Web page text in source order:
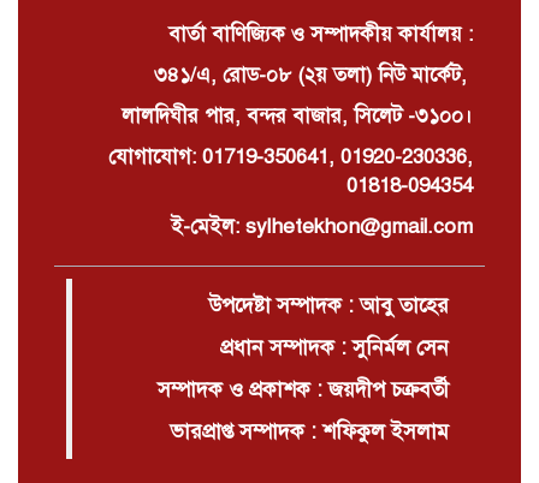
বার্তা বাণিজ্যিক ও সম্পাদকীয় কার্যালয় :
৩৪১/এ, রোড-০৮ (২য় তলা) নিউ মার্কেট,
লালদিঘীর পার, বন্দর বাজার, সিলেট -৩১০০।
যোগাযোগ: 01719-350641, 01920-230336,
01818-094354
ই-মেইল: sylhetekhon@gmail.com
উপদেষ্টা সম্পাদক : আবু তাহের
প্রধান সম্পাদক : সুনির্মল সেন
সম্পাদক ও প্রকাশক : জয়দীপ চক্রবর্তী
ভারপ্রাপ্ত সম্পাদক : শফিকুল ইসলাম